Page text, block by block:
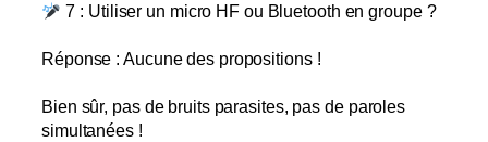
7 : Utiliser un micro HF ou Bluetooth en groupe ?
Réponse : Aucune des propositions !
Bien sûr, pas de bruits parasites, pas de paroles
simultanées !